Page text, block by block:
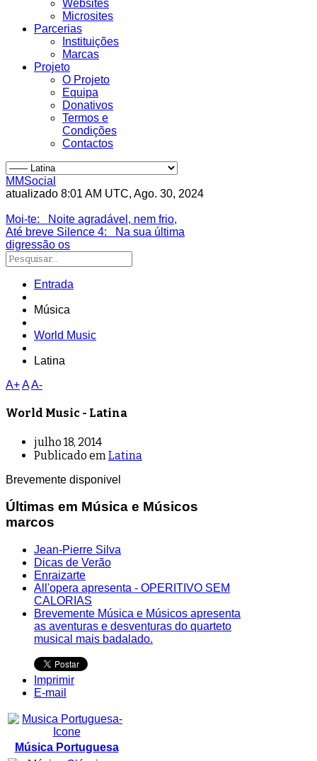
Websites
Microsites
Parcerias
Instituições
Marcas
Projeto
O Projeto
Equipa
Donativos
Termos e
Condições
Contactos
MMSocial
atualizado 8:01 AM UTC, Ago. 30, 2024
Moi-te: Noite agradável, nem frio,
Até breve Silence 4: Na sua última
digressão os
Entrada
Música
World Music
Latina
A+AA-
World Music - Latina
julho 18, 2014
Publicado em Latina
Brevemente disponivel
Últimas em Música e Músicos
marcos
Jean-Pierre Silva
Dicas de Verão
Enraizarte
All'opera apresenta - OPERITIVO SEM
CALORIAS
Brevemente Música e Músicos apresenta
as aventuras e desventuras do quarteto
musical mais badalado.
Imprimir
E-mail
Música Portuguesa